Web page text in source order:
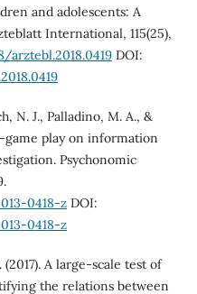
and adolescents: A
International, 115(25),
DOI:
N. J., Palladino, M. A., &
game play on information
Psychonomic
0418-zDOI:
0418-z
A large-scale test of
the relations between